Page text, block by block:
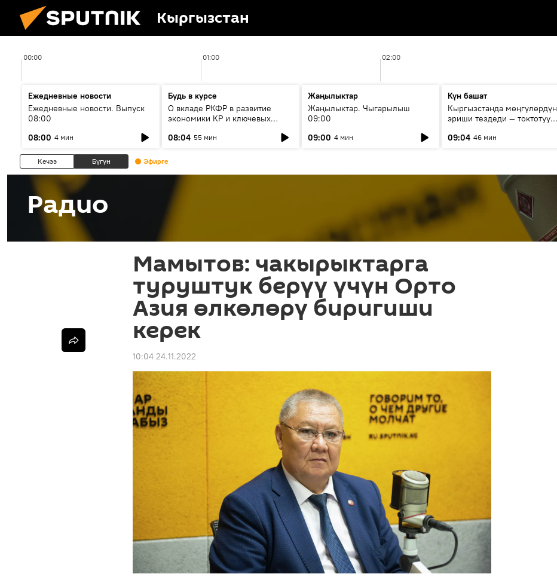
Кыргызстан
00:00 01:00 02:00
Ежедневные новости
Ежедневные новости. Выпуск
08:00
08:00 4 мин
Будь в курсе
О вкладе РКФР в развитие
экономики КР и ключевых
08:04 55 мин
Жаңылыктар
Жаңылыктар. Чыгарылыш
09:00
09:00 4 мин
Күн башат
Кыргызстанда мөңгүлөрдүн
эриши тездеди — токтотуу
09:04 46 мин
Кечээ Бүгүн Эфирге
Радио
Мамытов: чакырыктарга
туруштук берүү үчүн Орто
Азия өлкөлөрү биригиши
керек
10:04 24.11.2022